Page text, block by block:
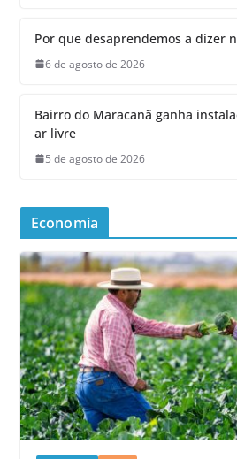
Por que desaprendemos a dizer
6 de agosto de 2026
Bairro do Maracanã ganha
ar livre
5 de agosto de 2026
Economia